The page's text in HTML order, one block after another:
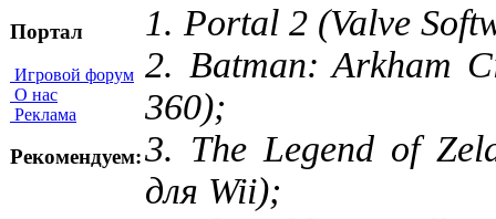
Портал
Игровой форум
О нас
Реклама
Рекомендуем:
1. Portal 2 (Valve
2. Batman: Arkham
360);
3. The Legend of
для Wii);